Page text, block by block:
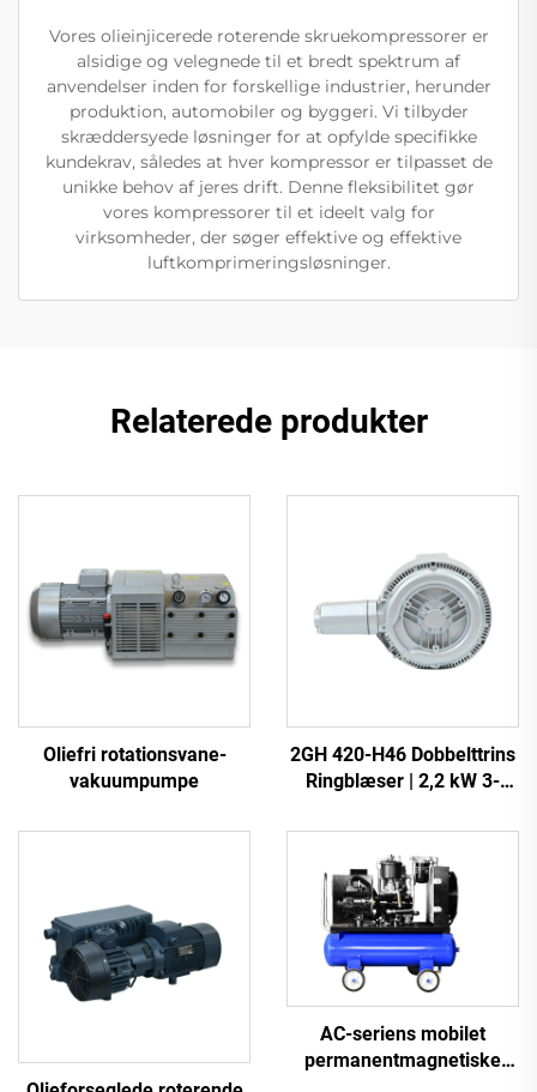
Vores olieinjicerede roterende skruekompressorer er
alsidige og velegnede til et bredt spektrum af
anvendelser inden for forskellige industrier, herunder
produktion, automobiler og byggeri. Vi tilbyder
skræddersyede løsninger for at opfylde specifikke
kundekrav, således at hver kompressor er tilpasset de
unikke behov af jeres drift. Denne fleksibilitet gør
vores kompressorer til et ideelt valg for
virksomheder, der søger effektive og effektive
luftkomprimeringsløsninger.
Relaterede produkter
Oliefri rotationsvane-
vakuumpumpe
2GH 420-H46 Dobbelttrins
Ringblæser | 2,2 kW 3-
AC-seriens mobilet
permanentmagnetiske